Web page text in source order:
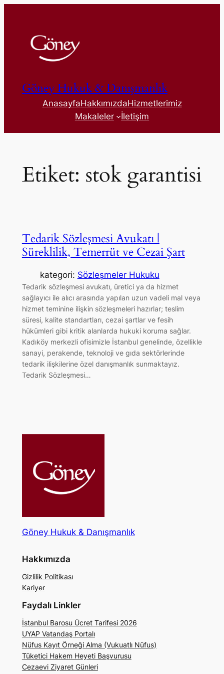
Göney Hukuk & Danışmanlık
AnasayfaHakkımızdaHizmetlerimiz
Makaleler
İletişim
Etiket: stok garantisi
Tedarik Sözleşmesi Avukatı |
Süreklilik, Temerrüt ve Cezai Şart
kategori: Sözleşmeler Hukuku
Tedarik sözleşmesi avukatı, üretici ya da hizmet
sağlayıcı ile alıcı arasında yapılan uzun vadeli mal veya
hizmet teminine ilişkin sözleşmeleri hazırlar; teslim
süresi, kalite standartları, cezai şartlar ve fesih
hükümleri gibi kritik alanlarda hukuki koruma sağlar.
Kadıköy merkezli ofisimizle İstanbul genelinde, özellikle
sanayi, perakende, teknoloji ve gıda sektörlerinde
tedarik ilişkilerine özel danışmanlık sunmaktayız.
Tedarik Sözleşmesi…
Göney Hukuk & Danışmanlık
Hakkımızda
Gizlilik Politikası
Kariyer
Faydalı Linkler
İstanbul Barosu Ücret Tarifesi 2026
UYAP Vatandaş Portalı
Nüfus Kayıt Örneği Alma (Vukuatlı Nüfus)
Tüketici Hakem Heyeti Başvurusu
Cezaevi Ziyaret Günleri